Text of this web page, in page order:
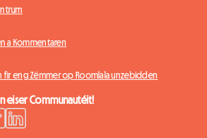
a Kommentaren
fir eng Zëmmer op Roomlala unzebidden
eiser Communautéit!